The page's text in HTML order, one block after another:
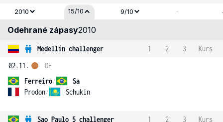
2010
15/10 9/10 -
Odehrané zápasy2010
Medellín challenger 1 2 3
Kurs
02.11.
Ferreiro/
Sa
Prodon/ Schukin
OF
Sao Paulo 5 challenger 1 2 3
Kurs